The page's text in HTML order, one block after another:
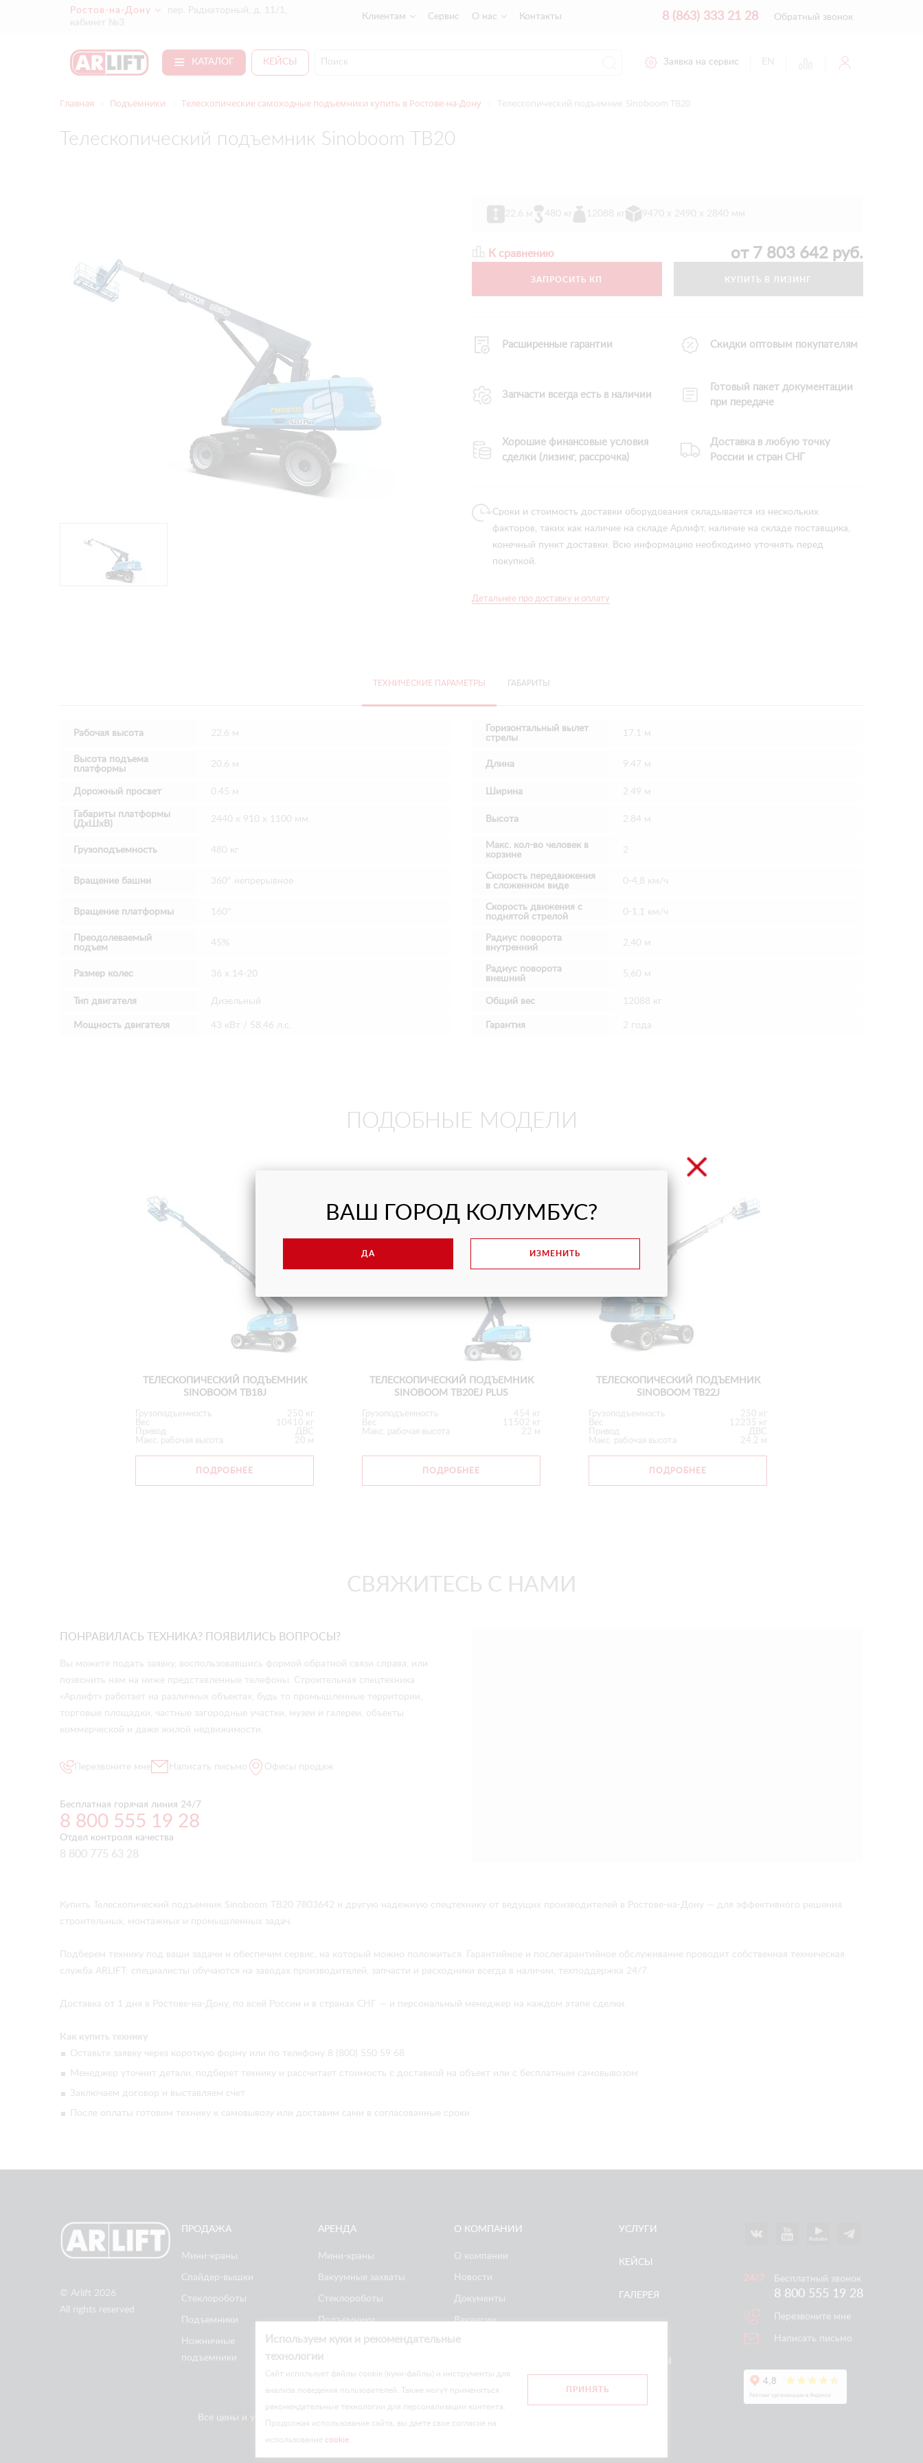
Ростов-на-Дону
пер. Радиаторный, д. 11/1,
кабинет №3
Клиентам Сервис О нас Контакты 8 (863) 333 21 28 Обратный звонок
КАТАЛОГ КЕЙСЫ Заявка на сервис EN
Главная Подъёмники Телескопические самоходные подъемники купить в Ростове-на-Дону Телескопический подъемник Sinoboom TB20
Телескопический подъемник Sinoboom TB20
22.6 м 480 кг 12088 кг 9470 х 2490 х 2840 мм
К сравнению от 7 803 642 руб.
ЗАПРОСИТЬ КП КУПИТЬ В ЛИЗИНГ
Расширенные гарантии Скидки оптовым покупателям
Запчасти всегда есть в наличии
Готовый пакет документации
при передаче
Хорошие финансовые условия
сделки (лизинг, рассрочка)
Доставка в любую точку
России и стран СНГ
Сроки и стоимость доставки оборудования складывается из нескольких
факторов, таких как наличие на складе Арлифт, наличие на складе поставщика,
конечный пункт доставки. Всю информацию необходимо уточнять перед
покупкой.
Детальнее про доставку и оплату
ТЕХНИЧЕСКИЕ ПАРАМЕТРЫ ГАБАРИТЫ
Рабочая высота 22.6 м
Горизонтальный вылет
стрелы
17.1 м
Высота подъема
платформы
20.6 м Длина 9.47 м
Дорожный просвет 0.45 м Ширина 2.49 м
Габариты платформы
(ДхШхВ)
2440 х 910 х 1100 мм Высота 2.84 м
Грузоподъемность 480 кг
Макс. кол-во человек в
корзине
2
Вращение башни 360° непрерывное
Скорость передвижения
в сложенном виде
0-4,8 км/ч
Вращение платформы 160°
Скорость движения с
поднятой стрелой
0-1,1 км/ч
Преодолеваемый
подъем
45%
Радиус поворота
внутренний
2,40 м
Размер колес 36 х 14-20
Радиус поворота
внешний
5,60 м
Тип двигателя Дизельный Общий вес 12088 кг
Мощность двигателя 43 кВт / 58,46 л.с. Гарантия 2 года
ПОДОБНЫЕ МОДЕЛИ
ТЕЛЕСКОПИЧЕСКИЙ ПОДЪЕМНИК
SINOBOOM TB18J
Грузоподъемность
250 кг
Вес
10410 кг
Привод
ДВС
Макс. рабочая высота
20 м
ПОДРОБНЕЕ
ТЕЛЕСКОПИЧЕСКИЙ ПОДЪЕМНИК
SINOBOOM TB20EJ PLUS
Грузоподъемность
454 кг
Вес
11502 кг
Макс. рабочая высота
22 м
ПОДРОБНЕЕ
ТЕЛЕСКОПИЧЕСКИЙ ПОДЪЕМНИК
SINOBOOM TB22J
Грузоподъемность
250 кг
Вес
12235 кг
Привод
ДВС
Макс. рабочая высота
24.2 м
ПОДРОБНЕЕ
СВЯЖИТЕСЬ С НАМИ
ПОНРАВИЛАСЬ ТЕХНИКА? ПОЯВИЛИСЬ ВОПРОСЫ?
Вы можете подать заявку, воспользовавшись формой обратной связи справа, или
позвонить нам на ниже представленные телефоны. Строительная спецтехника
«Арлифт» работает на различных объектах, будь то промышленные территории,
торговые площадки, частные загородные участки, музеи и галереи, объекты
коммерческой и даже жилой недвижимости.
Перезвоните мне Написать письмо Офисы продаж
Бесплатная горячая линия 24/7
8 800 555 19 28
Отдел контроля качества
8 800 775 63 28
Купить Телескопический подъемник Sinoboom TB20 7803642 и другую надежную спецтехнику от ведущих производителей в Ростове-на-Дону — для эффективного решения
строительных, монтажных и промышленных задач.
Подберем технику под ваши задачи и обеспечим сервис, на который можно положиться. Гарантийное и послегарантийное обслуживание проводит собственная техническая
служба ARLIFT: специалисты обучаются на заводах производителей, запчасти и расходники всегда в наличии, техподдержка 24/7.
Доставка от 1 дня в Ростове-на-Дону, по всей России и в странах СНГ — и персональный менеджер на каждом этапе сделки.
Как купить технику
Оставьте заявку через короткую форму или по телефону 8 (800) 550 59 68
Менеджер уточнит детали, подберет технику и рассчитает стоимость с доставкой на объект или с бесплатным самовывозом
Заключаем договор и выставляем счет
После оплаты готовим технику к самовывозу или доставим сами в согласованные сроки
© Arlift 2026
All rights reserved
ПРОДАЖА
Мини-краны
Спайдер-вышки
Стеклороботы
Подъемники
Ножничные
подъемники
АРЕНДА
Мини-краны
Вакуумные захваты
Стеклороботы
Подъемники
Ножничные
подъемники
О КОМПАНИИ
О компании
Новости
Документы
Вакансии
Реквизиты
конфиденциальности
УСЛУГИ
КЕЙСЫ
ГАЛЕРЕЯ
Бесплатный звонок
8 800 555 19 28
Перезвоните мне
Написать письмо
Все цены и условия на сайте носят информационный характер и не являются публичной офертой.
Используем куки и рекомендательные
технологии
Cайт использует файлы cookie (куки-файлы) и инструменты для
анализа поведения пользователей. Также могут применяться
рекомендательные технологии для персонализации контента.
Продолжая использование сайта, вы даете свое согласие на
использование cookie
ПРИНЯТЬ
ВАШ ГОРОД КОЛУМБУС?
ДА ИЗМЕНИТЬ